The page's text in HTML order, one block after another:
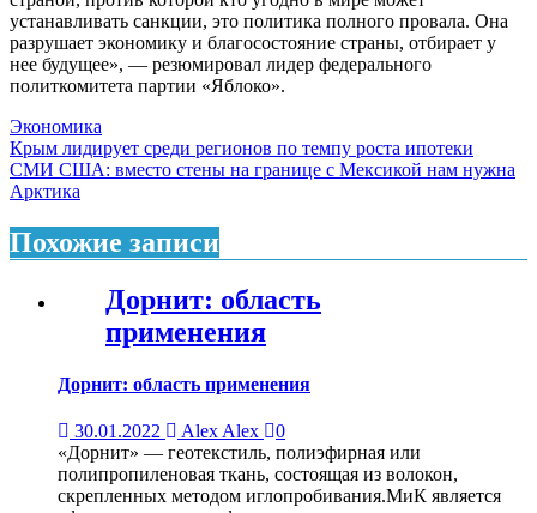
устанавливать санкции, это политика полного провала. Она
разрушает экономику и благосостояние страны, отбирает у
нее будущее», — резюмировал лидер федерального
политкомитета партии «Яблоко».
Экономика
Навигация
по
Крым лидирует среди регионов по темпу роста ипотеки
СМИ США: вместо стены на границе с Мексикой нам нужна
Арктика
Похожие записи
Дорнит: область
применения
Дорнит: область применения
30.01.2022 Alex Alex
0
«Дорнит» — геотекстиль, полиэфирная или
полипропиленовая ткань, состоящая из волокон,
скрепленных методом иглопробивания.МиК является